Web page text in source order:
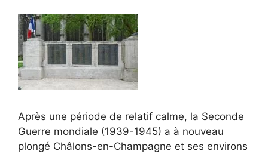
Après une période de relatif calme, la Seconde
Guerre mondiale (1939-1945) a à nouveau
plongé Châlons-en-Champagne et ses environs